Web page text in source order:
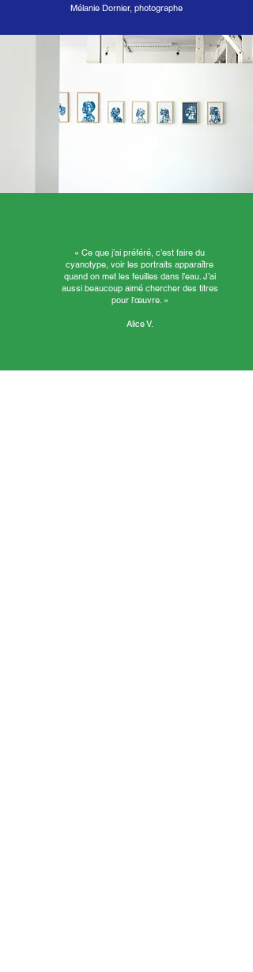
Mélanie Dornier, photographe
« Ce que j’ai préféré, c’est faire du
cyanotype, voir les portraits apparaître
quand on met les feuilles dans l’eau. J’ai
aussi beaucoup aimé chercher des titres
pour l’œuvre. »
Alice V.